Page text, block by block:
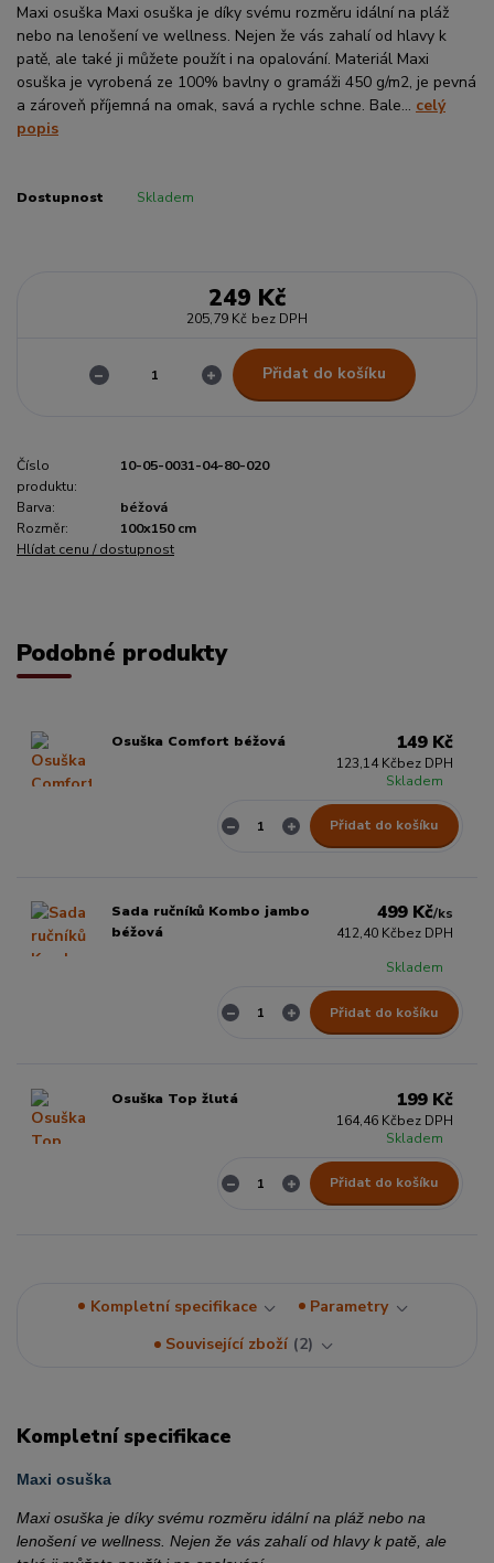
Maxi osuška Maxi osuška je díky svému rozměru idální na pláž
nebo na lenošení ve wellness. Nejen že vás zahalí od hlavy k
patě, ale také ji můžete použít i na opalování. Materiál Maxi
osuška je vyrobená ze 100% bavlny o gramáži 450 g/m2, je pevná
a zároveň příjemná na omak, savá a rychle schne. Bale... celý
popis
Dostupnost Skladem
249 Kč
205,79 Kč bez DPH
Přidat do košíku
Číslo
produktu:
10-05-0031-04-80-020
Barva:
béžová
Rozměr:
100x150 cm
Hlídat cenu / dostupnost
Podobné produkty
Osuška Comfort béžová 149 Kč
123,14 Kčbez DPH
Skladem
Přidat do košíku
Sada ručníků Kombo jambo
béžová
499 Kč/ks
412,40 Kčbez DPH
Skladem
Přidat do košíku
Osuška Top žlutá 199 Kč
164,46 Kčbez DPH
Skladem
Přidat do košíku
Kompletní specifikace
Parametry
Související zboží 2
Kompletní specifikace
Maxi osuška
Maxi osuška je díky svému rozměru idální na pláž nebo na
lenošení ve wellness. Nejen že vás zahalí od hlavy k patě, ale